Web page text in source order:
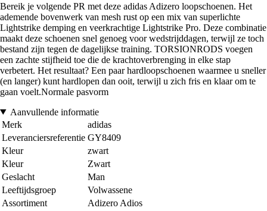
Bereik je volgende PR met deze adidas Adizero loopschoenen. Het
ademende bovenwerk van mesh rust op een mix van superlichte
Lightstrike demping en veerkrachtige Lightstrike Pro. Deze combinatie
maakt deze schoenen snel genoeg voor wedstrijddagen, terwijl ze toch
bestand zijn tegen de dagelijkse training. TORSIONRODS voegen
een zachte stijfheid toe die de krachtoverbrenging in elke stap
verbetert. Het resultaat? Een paar hardloopschoenen waarmee u sneller
(en langer) kunt hardlopen dan ooit, terwijl u zich fris en klaar om te
gaan voelt.Normale pasvorm
Aanvullende informatie
Merk
adidas
Leveranciersreferentie GY8409
Kleur
zwart
Kleur
Zwart
Geslacht
Man
Leeftijdsgroep
Volwassene
Assortiment
Adizero Adios